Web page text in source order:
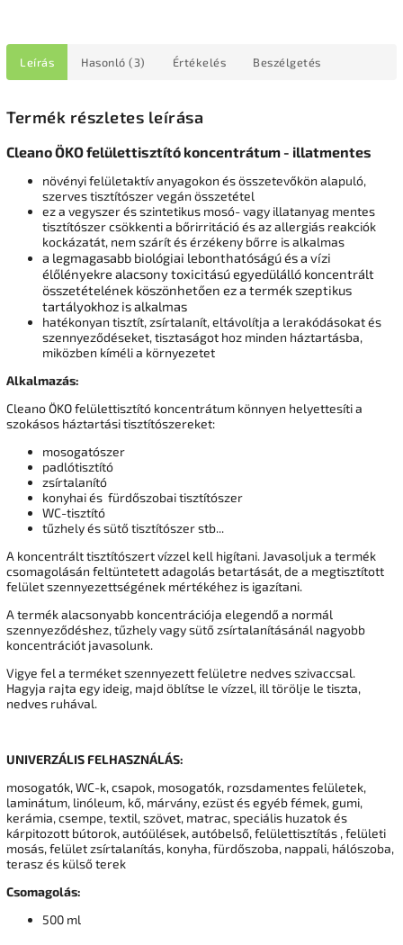
Leírás Hasonló (3) Értékelés Beszélgetés
Termék részletes leírása
Cleano ÖKO felülettisztító koncentrátum - illatmentes
növényi felületaktív anyagokon és összetevőkön alapuló,
szerves tisztítószer vegán összetétel
ez a vegyszer és szintetikus mosó- vagy illatanyag mentes
tisztítószer csökkenti a bőrirritáció és az allergiás reakciók
kockázatát, nem szárít és érzékeny bőrre is alkalmas
a legmagasabb biológiai lebonthatóságú és a vízi
élőlényekre alacsony toxicitású egyedülálló koncentrált
összetételének köszönhetően ez a termék szeptikus
tartályokhoz is alkalmas
hatékonyan tisztít, zsírtalanít, eltávolítja a lerakódásokat és
szennyeződéseket, tisztaságot hoz minden háztartásba,
miközben kíméli a környezetet
Alkalmazás:
Cleano ÖKO felülettisztító koncentrátum könnyen helyettesíti a
szokásos háztartási tisztítószereket:
mosogatószer
padlótisztító
zsírtalanító
konyhai és fürdőszobai tisztítószer
WC-tisztító
tűzhely és sütő tisztítószer stb...
A koncentrált tisztítószert vízzel kell higítani. Javasoljuk a termék
csomagolásán feltüntetett adagolás betartását, de a megtisztított
felület szennyezettségének mértékéhez is igazítani.
A termék alacsonyabb koncentrációja elegendő a normál
szennyeződéshez, tűzhely vagy sütő zsírtalanításánál nagyobb
koncentrációt javasolunk.
Vigye fel a terméket szennyezett felületre nedves szivaccsal.
Hagyja rajta egy ideig, majd öblítse le vízzel, ill törölje le tiszta,
nedves ruhával.
UNIVERZÁLIS FELHASZNÁLÁS:
mosogatók, WC-k, csapok, mosogatók, rozsdamentes felületek,
laminátum, linóleum, kő, márvány, ezüst és egyéb fémek, gumi,
kerámia, csempe, textil, szövet, matrac, speciális huzatok és
kárpitozott bútorok, autóülések, autóbelső, felülettisztítás , felületi
mosás, felület zsírtalanítás, konyha, fürdőszoba, nappali, hálószoba,
terasz és külső terek
Csomagolás:
500 ml